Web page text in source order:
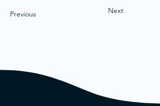
Previous Next